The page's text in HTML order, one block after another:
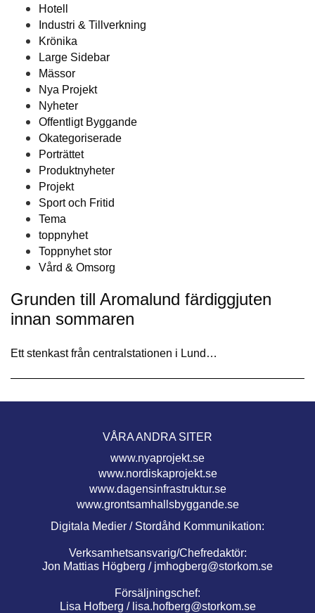
Hotell
Industri & Tillverkning
Krönika
Large Sidebar
Mässor
Nya Projekt
Nyheter
Offentligt Byggande
Okategoriserade
Porträttet
Produktnyheter
Projekt
Sport och Fritid
Tema
toppnyhet
Toppnyhet stor
Vård & Omsorg
Grunden till Aromalund färdiggjuten
innan sommaren
Ett stenkast från centralstationen i Lund…
VÅRA ANDRA SITER
www.nyaprojekt.se
www.nordiskaprojekt.se
www.dagensinfrastruktur.se
www.grontsamhallsbyggande.se
Digitala Medier / Stordåhd Kommunikation:
Verksamhetsansvarig/Chefredaktör:
Jon Mattias Högberg / jmhogberg@storkom.se
Försäljningschef:
Lisa Hofberg / lisa.hofberg@storkom.se